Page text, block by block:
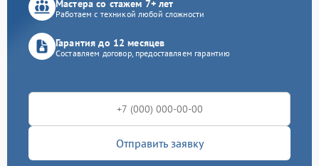
Мастера со стажем 7+ лет
Работаем с техникой любой сложности
Гарантия до 12 месяцев
Составляем договор, предоставляем гарантию
Отправить заявку